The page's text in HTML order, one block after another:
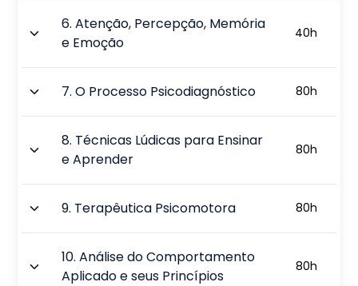
6.Atenção, Percepção, Memória
e Emoção
40h
7.O Processo Psicodiagnóstico 80h
8. Técnicas Lúdicas para Ensinar
e Aprender
80h
9. Terapêutica Psicomotora 80h
10.Análise do Comportamento
Aplicado e seus Princípios
80h